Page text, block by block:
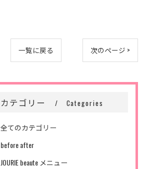
一覧に戻る 次のページ >
カテゴリー Categories
全てのカテゴリー
before after
JOURIE beaute メニュー